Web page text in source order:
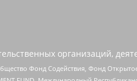
организаций,
Фонд Содействия, Фонд